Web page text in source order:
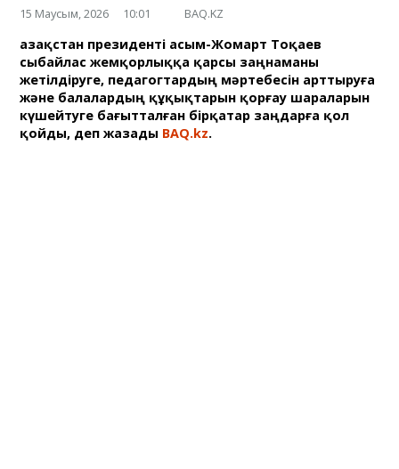
15 Маусым, 2026 10:01 BAQ.KZ
Қазақстан президенті Қасым-Жомарт Тоқаев
сыбайлас жемқорлыққа қарсы заңнаманы
жетілдіруге, педагогтардың мәртебесін арттыруға
және балалардың құқықтарын қорғау шараларын
күшейтуге бағытталған бірқатар заңдарға қол
қойды, деп жазады BAQ.kz.